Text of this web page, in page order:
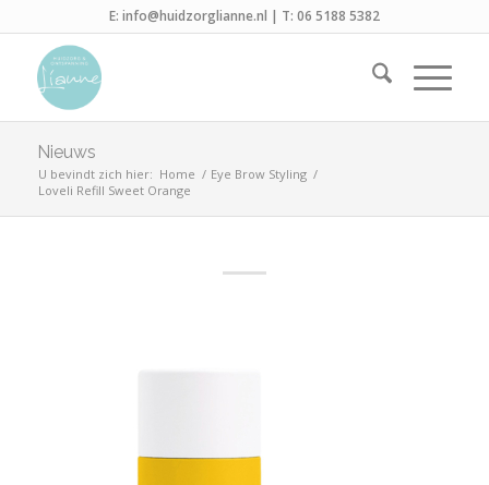
E: info@huidzorglianne.nl | T: 06 5188 5382
Nieuws
U bevindt zich hier: Home / Eye Brow Styling /
Loveli Refill Sweet Orange